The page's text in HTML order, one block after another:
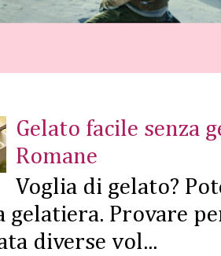
Gelato facile senza
Romane
Voglia di gelato?
gelatiera. Provare
diverse vol...